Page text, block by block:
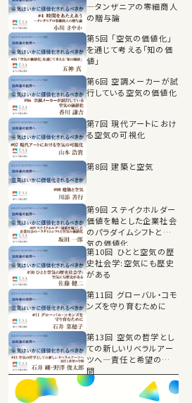
―タンザニアの零細商人
の贈与論
第5回 「空気の価値化」
を通じて考える「知の価
値」
第6回 空調メーカーが試
行している空気の価値化
第7回 現代アートにおけ
る空気の可視化
第8回 建築と空気
第9回 ステイクホルダー
価値を軸とした企業社会
のパラダイムシフトと空
気の価値化
第10回 ひとと空気の歴
史社会学:空気にも歴史
がある
第11回 グローバル・コモ
ンズを守り育むために
第13回 空気の哲学とし
ての新しいリベラルアー
ツへ―責任と希望の学
問